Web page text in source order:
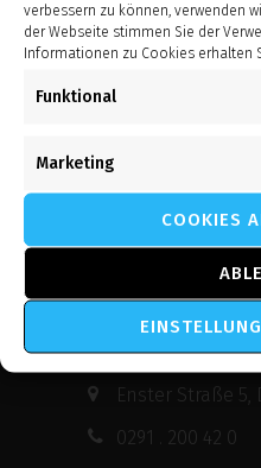
verbessern zu können, verwenden
der Webseite stimmen Sie der
Informationen zu Cookies erhalten
Funktional
Marketing
COOKIES
Kommentar-Feed
Neumann Krex
Enster Straße 5,
0291 . 200 42 0